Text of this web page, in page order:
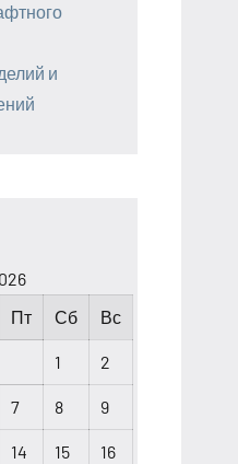
и
Пт Сб Вс
1 2
7 8 9
14 15 16